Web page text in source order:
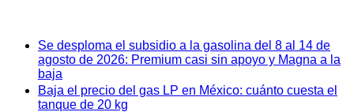
Se desploma el subsidio a la gasolina del 8 al 14 de
agosto de 2026: Premium casi sin apoyo y Magna a la
baja
Baja el precio del gas LP en México: cuánto cuesta el
tanque de 20 kg